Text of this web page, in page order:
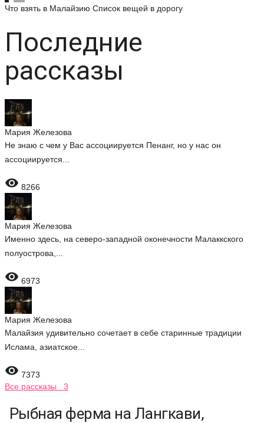
Что взять в Малайзию Список вещей в дорогу
Последние
рассказы
Мария Железова
Не знаю с чем у Вас ассоциируется Пенанг, но у нас он
ассоциируется...
 8266
Мария Железова
Именно здесь, на северо-западной оконечности Малаккского
полуострова,...
 6973
Мария Железова
Малайзия удивительно сочетает в себе старинные традиции
Ислама, азиатское...
 7373
Все рассказы 3
Рыбная ферма на Лангкави,